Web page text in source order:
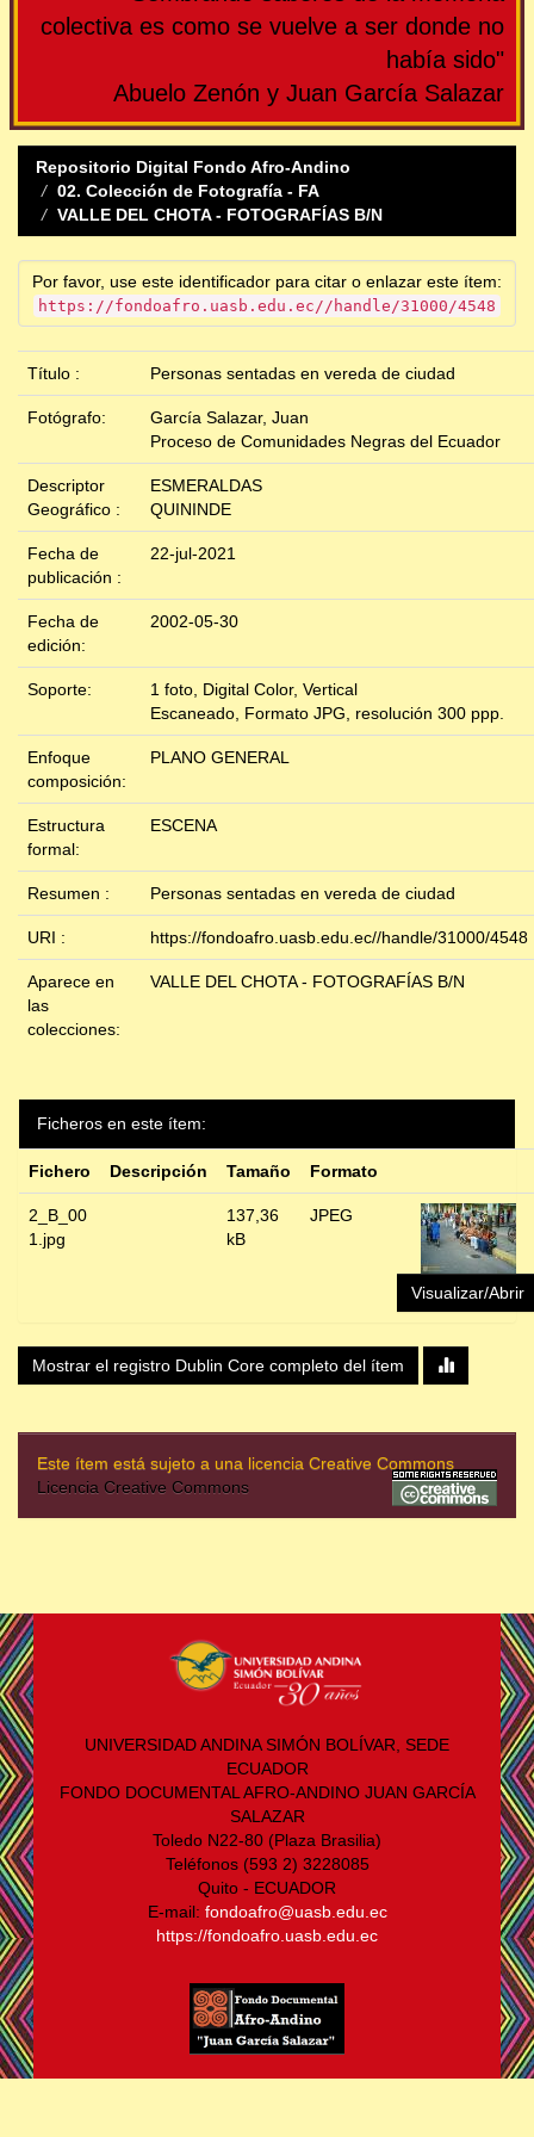
colectiva es como se vuelve a ser donde no
había sido"
Abuelo Zenón y Juan García Salazar
Repositorio Digital Fondo Afro-Andino
02. Colección de Fotografía - FA
VALLE DEL CHOTA - FOTOGRAFÍAS B/N
Por favor, use este identificador para citar o enlazar este ítem:
https://fondoafro.uasb.edu.ec//handle/31000/4548
Título : Personas sentadas en vereda de ciudad
Fotógrafo:
García Salazar, Juan
Proceso de Comunidades Negras del Ecuador
Descriptor
Geográfico :
ESMERALDAS
QUININDE
Fecha de
publicación :
22-jul-2021
Fecha de
edición:
2002-05-30
Soporte:
1 foto, Digital Color, Vertical
Escaneado, Formato JPG, resolución 300 ppp.
Enfoque
composición:
PLANO GENERAL
Estructura
formal:
ESCENA
Resumen : Personas sentadas en vereda de ciudad
URI : https://fondoafro.uasb.edu.ec//handle/31000/4548
Aparece en
las
colecciones:
VALLE DEL CHOTA - FOTOGRAFÍAS B/N
Ficheros en este ítem:
Fichero Descripción Tamaño Formato
2_B_00
1.jpg
137,36
kB
JPEG
Visualizar/Abrir
Mostrar el registro Dublin Core completo del ítem
Este ítem está sujeto a una licencia Creative Commons
Licencia Creative Commons
UNIVERSIDAD ANDINA SIMÓN BOLÍVAR, SEDE
ECUADOR
FONDO DOCUMENTAL AFRO-ANDINO JUAN GARCÍA
SALAZAR
Toledo N22-80 (Plaza Brasilia)
Teléfonos (593 2) 3228085
Quito - ECUADOR
E-mail: fondoafro@uasb.edu.ec
https://fondoafro.uasb.edu.ec